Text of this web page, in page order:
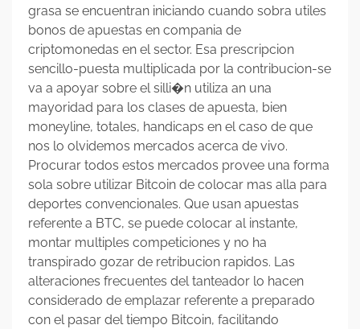
grasa se encuentran iniciando cuando sobra utiles
bonos de apuestas en compania de
criptomonedas en el sector. Esa prescripcion
sencillo-puesta multiplicada por la contribucion-se
va a apoyar sobre el silli�n utiliza an una
mayoridad para los clases de apuesta, bien
moneyline, totales, handicaps en el caso de que
nos lo olvidemos mercados acerca de vivo.
Procurar todos estos mercados provee una forma
sola sobre utilizar Bitcoin de colocar mas alla para
deportes convencionales. Que usan apuestas
referente a BTC, se puede colocar al instante,
montar multiples competiciones y no ha
transpirado gozar de retribucion rapidos. Las
alteraciones frecuentes del tanteador lo hacen
considerado de emplazar referente a preparado
con el pasar del tiempo Bitcoin, facilitando